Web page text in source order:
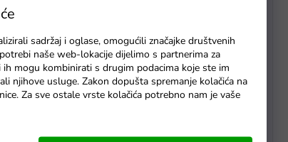
sadržaj i oglase, omogućili značajke društvenih
naše web-lokacije dijelimo s partnerima za
mogu kombinirati s drugim podacima koje ste im
njihove usluge. Zakon dopušta spremanje kolačića na
Za sve ostale vrste kolačića potrebno nam je vaše